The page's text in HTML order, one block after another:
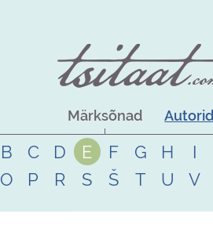
Märksõnad Autorid
B C D E F G H I
O P R S Š T U V